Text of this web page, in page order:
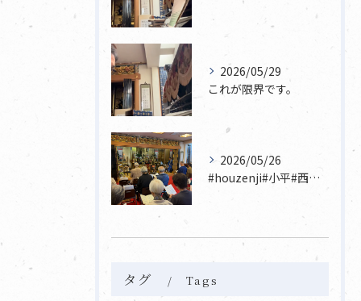
2026/05/29
これが限界です。
2026/05/26
#houzenji#小平#西東京市#東村山#立川市国分寺市寺...
タグ Tags